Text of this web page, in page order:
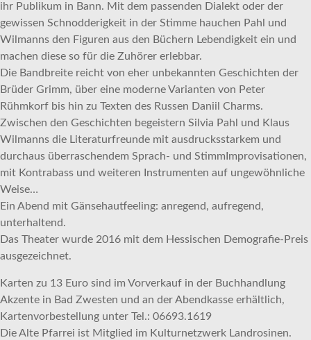
ihr Publikum in Bann. Mit dem passenden Dialekt oder der
gewissen Schnodderigkeit in der Stimme hauchen Pahl und
Wilmanns den Figuren aus den Büchern Lebendigkeit ein und
machen diese so für die Zuhörer erlebbar.
Die Bandbreite reicht von eher unbekannten Geschichten der
Brüder Grimm, über eine moderne Varianten von Peter
Rühmkorf bis hin zu Texten des Russen Daniil Charms.
Zwischen den Geschichten begeistern Silvia Pahl und Klaus
Wilmanns die Literaturfreunde mit ausdrucksstarkem und
durchaus überraschendem Sprach- und StimmImprovisationen,
mit Kontrabass und weiteren Instrumenten auf ungewöhnliche
Weise…
Ein Abend mit Gänsehautfeeling: anregend, aufregend,
unterhaltend.
Das Theater wurde 2016 mit dem Hessischen Demografie-Preis
ausgezeichnet.
Karten zu 13 Euro sind im Vorverkauf in der Buchhandlung
Akzente in Bad Zwesten und an der Abendkasse erhältlich,
Kartenvorbestellung unter Tel.: 06693.1619
Die Alte Pfarrei ist Mitglied im Kulturnetzwerk Landrosinen.